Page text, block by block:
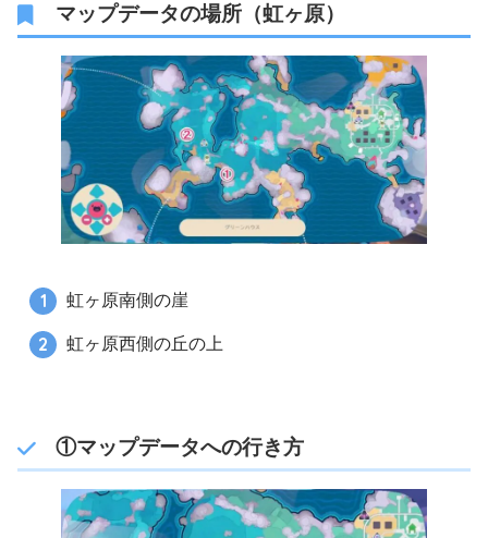
マップデータの場所（虹ヶ原）
虹ヶ原南側の崖
虹ヶ原西側の丘の上
①マップデータへの行き方